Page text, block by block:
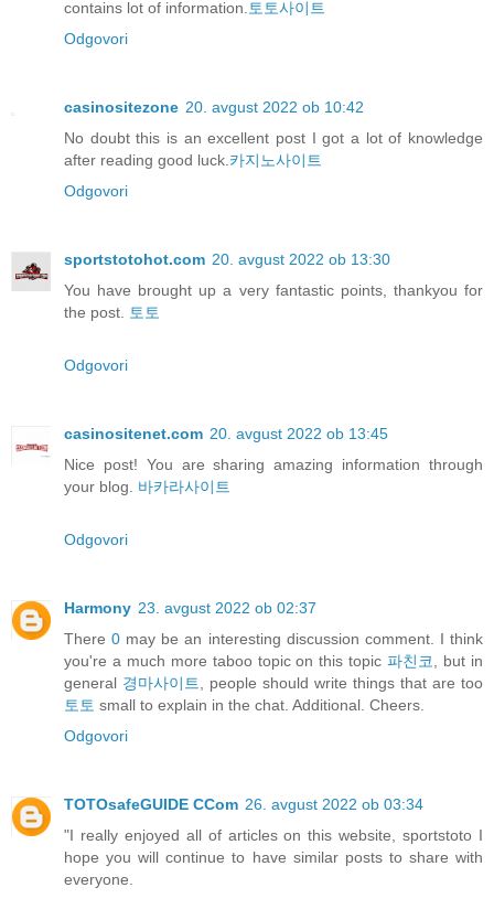
contains lot of information. 토토사이트
Odgovori
casinositezone 20. avgust 2022 ob 10:42
No doubt this is an excellent post I got a lot of knowledge
after reading good luck. 카지노사이트
Odgovori
sportstotohot.com 20. avgust 2022 ob 13:30
You have brought up a very fantastic points, thankyou for
the post.
토토
Odgovori
casinositenet.com 20. avgust 2022 ob 13:45
Nice post! You are sharing amazing information through
your blog. 바카라사이트
Odgovori
Harmony 23. avgust 2022 ob 02:37
There0 may be an interesting discussion comment. I think
you're a much more taboo topic on this topic파친코
, but in
general 경마사이트
, people should write things that are too
토토 small to explain in the chat. Additional. Cheers.
Odgovori
TOTOsafeGUIDE CCom 26. avgust 2022 ob 03:34
"I really enjoyed all of articles on this website, sportstoto I
hope you will continue to have similar posts to share with
everyone.